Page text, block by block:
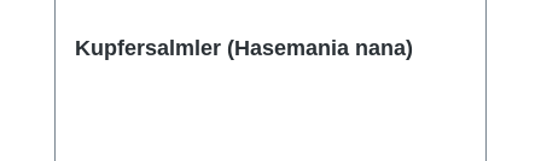
Kupfersalmler (Hasemania nana)